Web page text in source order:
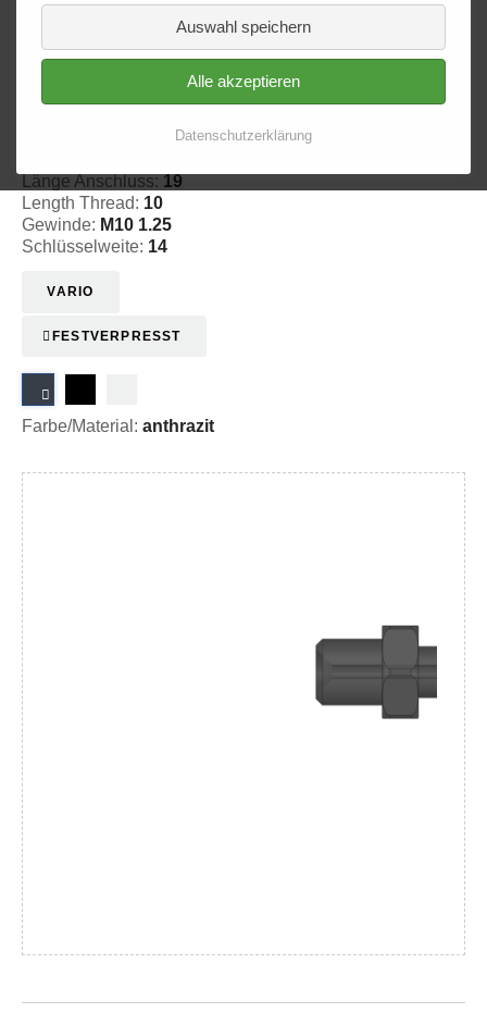
Aussengewinde - fest 521
Länge Anschluss: 19
Length Thread: 10
Gewinde: M10 1.25
Schlüsselweite: 14
VARIO
FESTVERPRESST
Farbe/Material: anthrazit
Auswahl speichern
Alle akzeptieren
Datenschutzerklärung